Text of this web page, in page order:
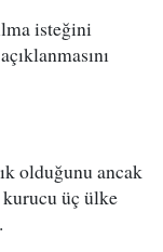
isteğini
olduğunu ancak
üç ülke